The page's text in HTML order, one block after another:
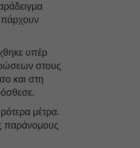
υπέρ
στους
και στη
μέτρα.
παράνομους